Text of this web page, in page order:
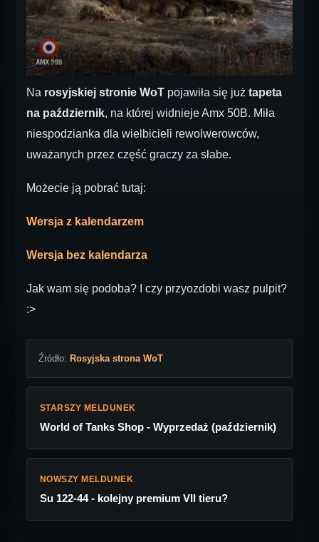
Na rosyjskiej stronie WoT pojawiła się już tapeta
na październik, na której widnieje Amx 50B. Miła
niespodzianka dla wielbicieli rewolwerowców,
uważanych przez część graczy za słabe.
Możecie ją pobrać tutaj:
Wersja z kalendarzem
Wersja bez kalendarza
Jak wam się podoba? I czy przyozdobi wasz pulpit?
:>
Źródło: Rosyjska strona WoT
STARSZY MELDUNEK
World of Tanks Shop - Wyprzedaż (październik)
NOWSZY MELDUNEK
Su 122-44 - kolejny premium VII tieru?